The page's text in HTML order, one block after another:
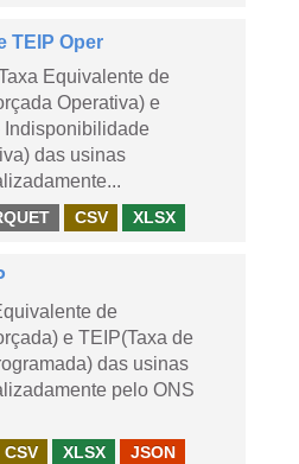
TEIP Oper
Equivalente de
Operativa) e
Indisponibilidade
das usinas
CSV XLSX
de
e TEIP(Taxa de
das usinas
pelo ONS
CSV XLSX JSON